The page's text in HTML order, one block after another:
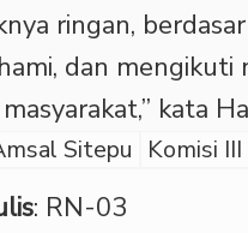
ringan,
dan
kata
Sitepu Komisi
: RN-03